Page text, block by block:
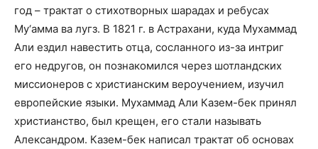
год – трактат о стихотворных шарадах и ребусах
Му‘амма ва лугз. В 1821 г. в Астрахани, куда Мухаммад
Али ездил навестить отца, сосланного из-за интриг
его недругов, он познакомился через шотландских
миссионеров с христианским вероучением, изучил
европейские языки. Мухаммад Али Казем-бек принял
христианство, был крещен, его стали называть
Александром. Казем-бек написал трактат об основах